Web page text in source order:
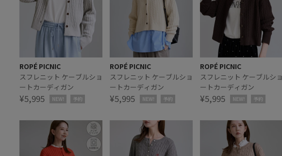
ROPÉ PICNIC
スフレニット ケーブルショ
ートカーディガン
¥5,995 NEW! 予約
ROPÉ PICNIC
スフレニット ケーブルショ
ートカーディガン
¥5,995 NEW! 予約
ROPÉ PICNIC
スフレニット ケーブルショ
ートカーディガン
¥5,995 NEW! 予約